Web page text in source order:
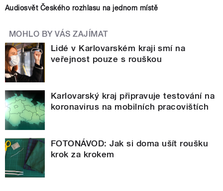
Audiosvět Českého rozhlasu na jednom místě
MOHLO BY VÁS ZAJÍMAT
Lidé v Karlovarském kraji smí na
veřejnost pouze s rouškou
Karlovarský kraj připravuje testování na
koronavirus na mobilních pracovištích
FOTONÁVOD: Jak si doma ušít roušku
krok za krokem